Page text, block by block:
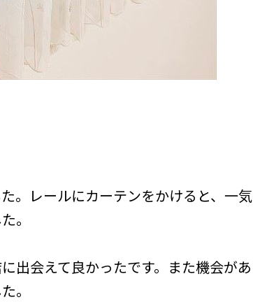
。レールにカーテンをかけると、一気
。
出会えて良かったです。また機会があ
。